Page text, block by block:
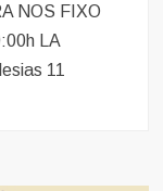
NOS FIXO
LA
11